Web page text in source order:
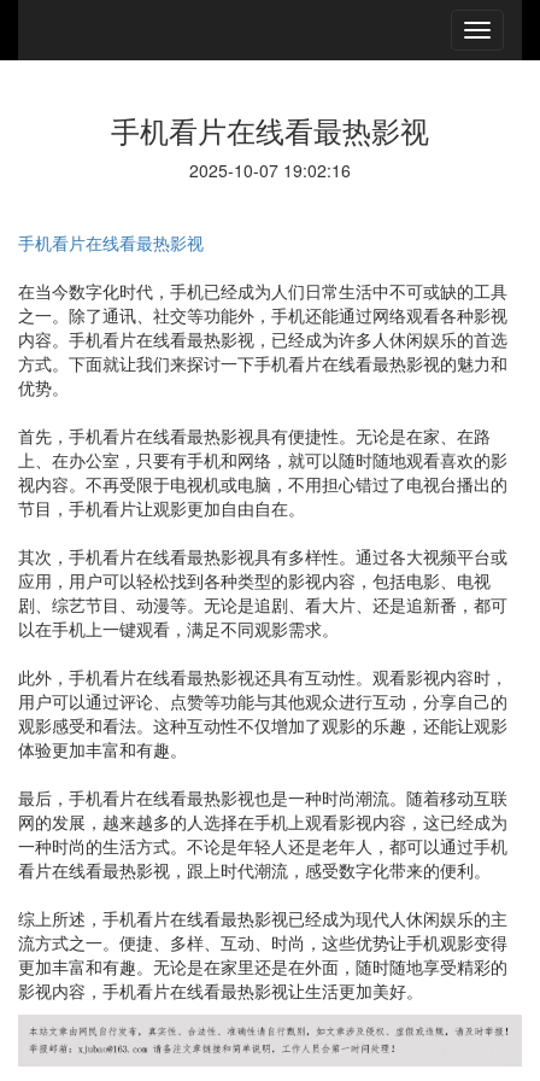
手机看片在线看最热影视
2025-10-07 19:02:16
手机看片在线看最热影视
在当今数字化时代，手机已经成为人们日常生活中不可或缺的工具
之一。除了通讯、社交等功能外，手机还能通过网络观看各种影视
内容。手机看片在线看最热影视，已经成为许多人休闲娱乐的首选
方式。下面就让我们来探讨一下手机看片在线看最热影视的魅力和
优势。
首先，手机看片在线看最热影视具有便捷性。无论是在家、在路
上、在办公室，只要有手机和网络，就可以随时随地观看喜欢的影
视内容。不再受限于电视机或电脑，不用担心错过了电视台播出的
节目，手机看片让观影更加自由自在。
其次，手机看片在线看最热影视具有多样性。通过各大视频平台或
应用，用户可以轻松找到各种类型的影视内容，包括电影、电视
剧、综艺节目、动漫等。无论是追剧、看大片、还是追新番，都可
以在手机上一键观看，满足不同观影需求。
此外，手机看片在线看最热影视还具有互动性。观看影视内容时，
用户可以通过评论、点赞等功能与其他观众进行互动，分享自己的
观影感受和看法。这种互动性不仅增加了观影的乐趣，还能让观影
体验更加丰富和有趣。
最后，手机看片在线看最热影视也是一种时尚潮流。随着移动互联
网的发展，越来越多的人选择在手机上观看影视内容，这已经成为
一种时尚的生活方式。不论是年轻人还是老年人，都可以通过手机
看片在线看最热影视，跟上时代潮流，感受数字化带来的便利。
综上所述，手机看片在线看最热影视已经成为现代人休闲娱乐的主
流方式之一。便捷、多样、互动、时尚，这些优势让手机观影变得
更加丰富和有趣。无论是在家里还是在外面，随时随地享受精彩的
影视内容，手机看片在线看最热影视让生活更加美好。